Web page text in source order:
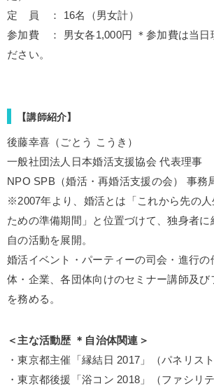
定 員 ： 16名（男女計）
参加費 ： 男女各1,000円 ＊参加費は当日
ださい。
【講師紹介】
後藤幸喜（ごとう こうき）
一般社団法人日本婚活支援協会 代表理事
NPO SPB（婚活・再婚活支援の会） 事務
※2007年より、婚活とは「これから先の人
ための準備期間」と位置づけて、独身者に
自の活動を展開。
婚活イベント・パーティーの司会・進行の
体・企業、各団体向けのセミナー講師及び
を務める。
＜主な活動歴 ＊自治体関連＞
・東京都主催「縁結日 2017」（パネリス
・東京都後援「浴コン 2018」（ファシリ